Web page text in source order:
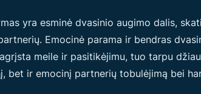
yra esminė dvasinio augimo dalis,
Emocinė parama ir bendras
meile ir pasitikėjimu, tuo tarpu
bet ir emocinį partnerių tobulėjimą bei